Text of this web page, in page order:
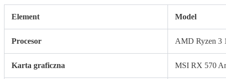
Element Model
Procesor AMD Ryzen 3
Karta graficzna MSI RX 570